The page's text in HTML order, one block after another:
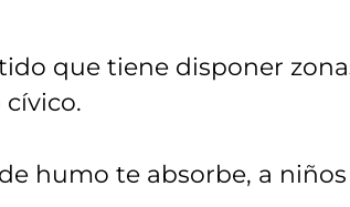
que tiene disponer
humo te absorbe, a